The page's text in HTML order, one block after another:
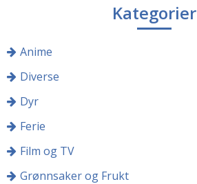
Kategorier
Anime
Diverse
Dyr
Ferie
Film og TV
Grønnsaker og Frukt